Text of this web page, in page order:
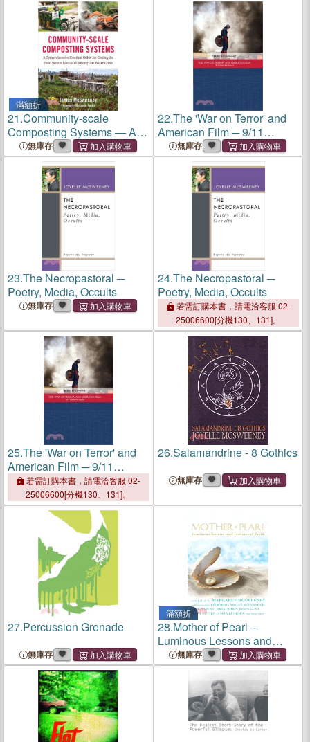
滿額折
21.Community-scale
Composting Systems ― A
Comprehensive Practical
Guide for Closing the Food
System Loop and Solving
Our Waste Crisis
無庫存
22.The 'War on Terror' and
American Film ─ 9/11
Frames Per Second
無庫存
23.The Necropastoral ─
Poetry, Media, Occults
無庫存
24.The Necropastoral ─
Poetry, Media, Occults
若需訂購本書，請電洽客服 02-
25006600[分機130、131]。
25.The 'War on Terror' and
American Film ─ 9/11
Frames Per Second
若需訂購本書，請電洽客服 02-
25006600[分機130、131]。
26.Salamandrine - 8 Gothics
無庫存
27.Percussion Grenade
無庫存
滿額折
28.Mother of Pearl ─
Luminous Lessons and
Iridescent Faith
無庫存